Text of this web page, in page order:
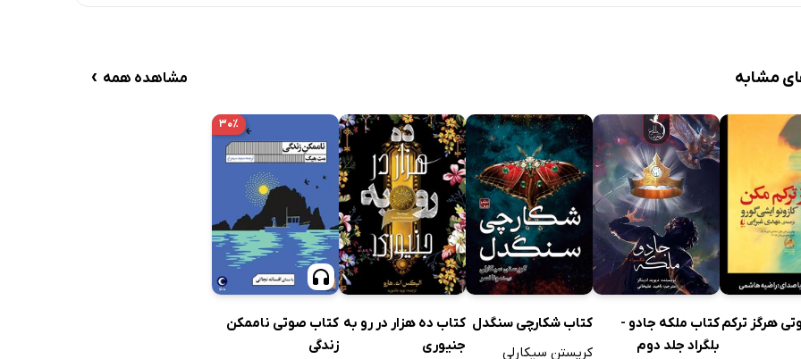
مشابه مشاهده همه ›
هرگز ترکمکتاب ملکه جادو -
بلگراد جلد دوم
کتاب شکارچی سنگدل
کریستن سیکارلی
کتاب ده هزار در رو به
جنیوری
۳۰٪
کتاب صوتی ناممکن
زندگی